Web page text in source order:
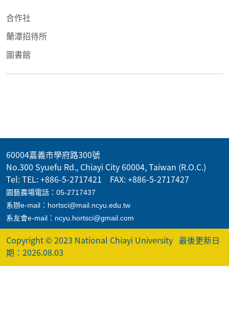
合作社
蘭潭招待所
圖書館
60004嘉義市學府路300號
No.300 Syuefu Rd., Chiayi City 60004, Taiwan (R.O.C.)
Tel: TEL: +886-5-2717421 FAX: +886-5-2717427
園藝農場電話：05-2717437
系辦e-mail：hortsci@mail.ncyu.edu.tw
系友會e-mail：ncyu.hortsci@gmail.com
Copyright © 2023 National Chiayi University 最後更新日
期：2026.08.03